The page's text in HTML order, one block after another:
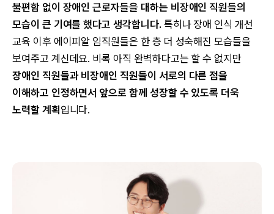
불편함 없이 장애인 근로자들을 대하는 비장애인 직원들의
모습이 큰 기여를 했다고 생각합니다.​ 특히나 장애 인식 개선
교육 이후 에이피알 임직원들은 한 층 더 성숙해진 모습들을
보여주고 계신데요. 비록 아직 완벽하다고는 할 수 없지만
장애인 직원들과 비장애인 직원들이 서로의 다른 점을
이해하고 인정하면서 앞으로 함께 성장할 수 있도록 더욱
노력할 계획입니다.